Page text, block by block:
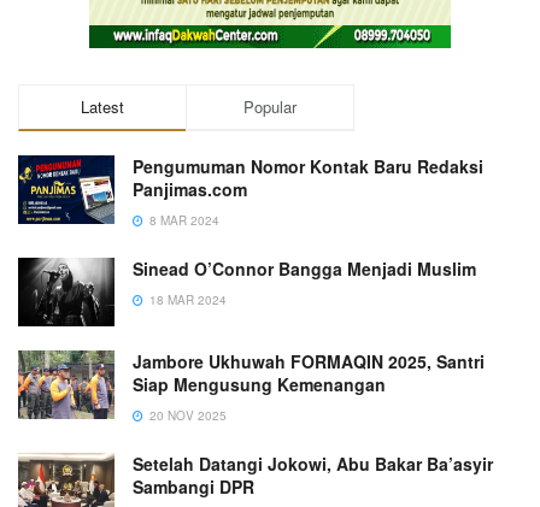
Latest Popular
Pengumuman Nomor Kontak Baru Redaksi
Panjimas.com
8 MAR 2024
Sinead O’Connor Bangga Menjadi Muslim
18 MAR 2024
Jambore Ukhuwah FORMAQIN 2025, Santri
Siap Mengusung Kemenangan
20 NOV 2025
Setelah Datangi Jokowi, Abu Bakar Ba’asyir
Sambangi DPR